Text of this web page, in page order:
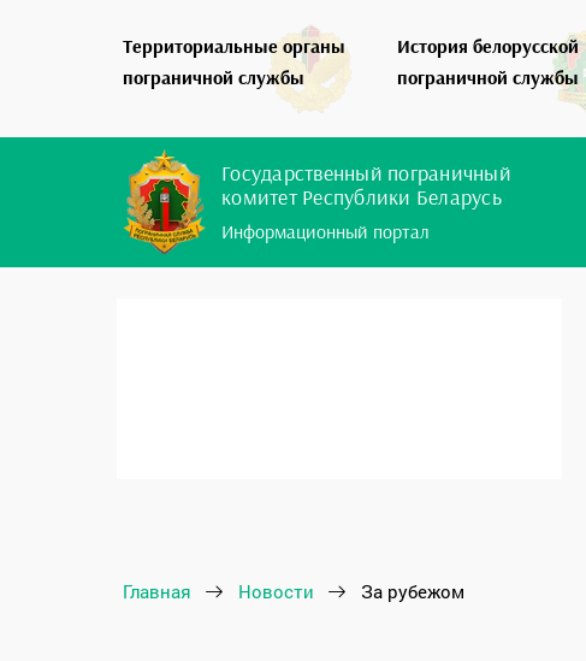
Территориальные органы
пограничной службы
История белорусской
пограничной службы
Государственный пограничный
комитет Республики Беларусь
Информационный портал
Главная Новости За рубежом